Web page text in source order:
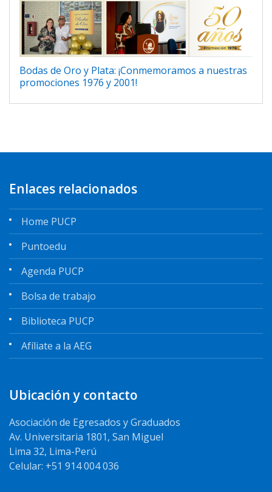
Bodas de Oro y Plata: ¡Conmemoramos a nuestras
promociones 1976 y 2001!
Enlaces relacionados
Home PUCP
Puntoedu
Agenda PUCP
Bolsa de trabajo
Biblioteca PUCP
Afíliate a la AEG
Ubicación y contacto
Asociación de Egresados y Graduados
Av. Universitaria 1801, San Miguel
Lima 32, Lima-Perú
Celular: +51 914 004 036